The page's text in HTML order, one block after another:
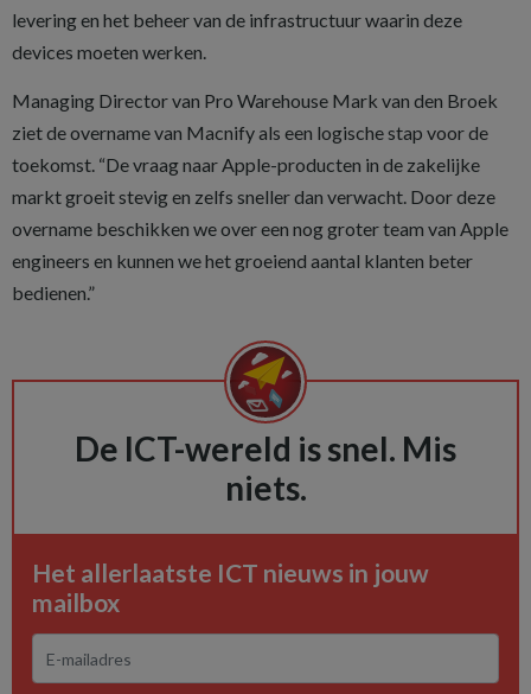
levering en het beheer van de infrastructuur waarin deze
devices moeten werken.
Managing Director van Pro Warehouse Mark van den Broek
ziet de overname van Macnify als een logische stap voor de
toekomst. “De vraag naar Apple-producten in de zakelijke
markt groeit stevig en zelfs sneller dan verwacht. Door deze
overname beschikken we over een nog groter team van Apple
engineers en kunnen we het groeiend aantal klanten beter
bedienen.”
De ICT-wereld is snel. Mis
niets.
Het allerlaatste ICT nieuws in jouw
mailbox